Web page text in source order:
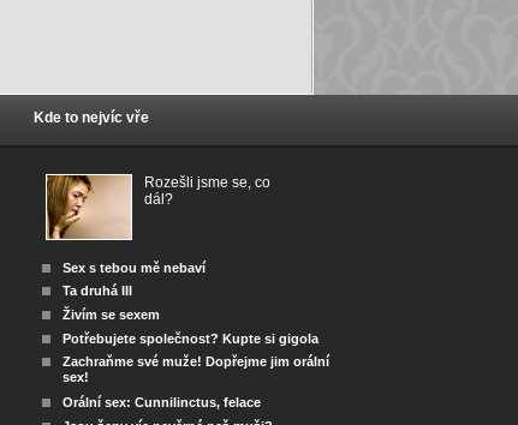
Kde to nejvíc vře
Rozešli jsme se, co
dál?
Sex s tebou mě nebaví
Ta druhá III
Živím se sexem
Potřebujete společnost? Kupte si gigola
Zachraňme své muže! Dopřejme jim orální
sex!
Orální sex: Cunnilinctus, felace